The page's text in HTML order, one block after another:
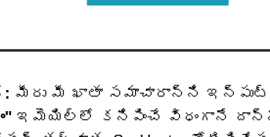
మీరు మీ ఖాతా సమాచారాన్ని
ఇమెయిల్‌లో కనిపించే విధంగానే